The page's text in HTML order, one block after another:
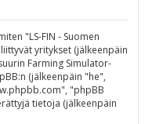
"LS-FIN - Suomen
yritykset (jälkeenpäin
Farming Simulator-
(jälkeenpäin "he",
"phpBB
tietoja (jälkeenpäin